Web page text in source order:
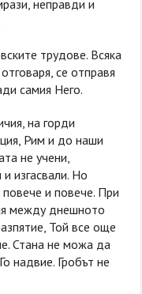
неправди и
трудове. Всяка
се отправя
самия Него.
на горди
Рим и до наши
не учени,
изгасвали. Но
и повече. При
между днешното
Той все още
Стана не можа да
надвие. Гробът не